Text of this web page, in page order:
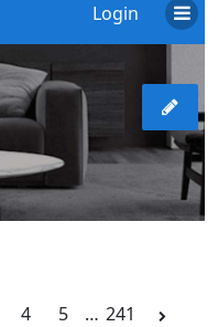
Login
4 5 … 241